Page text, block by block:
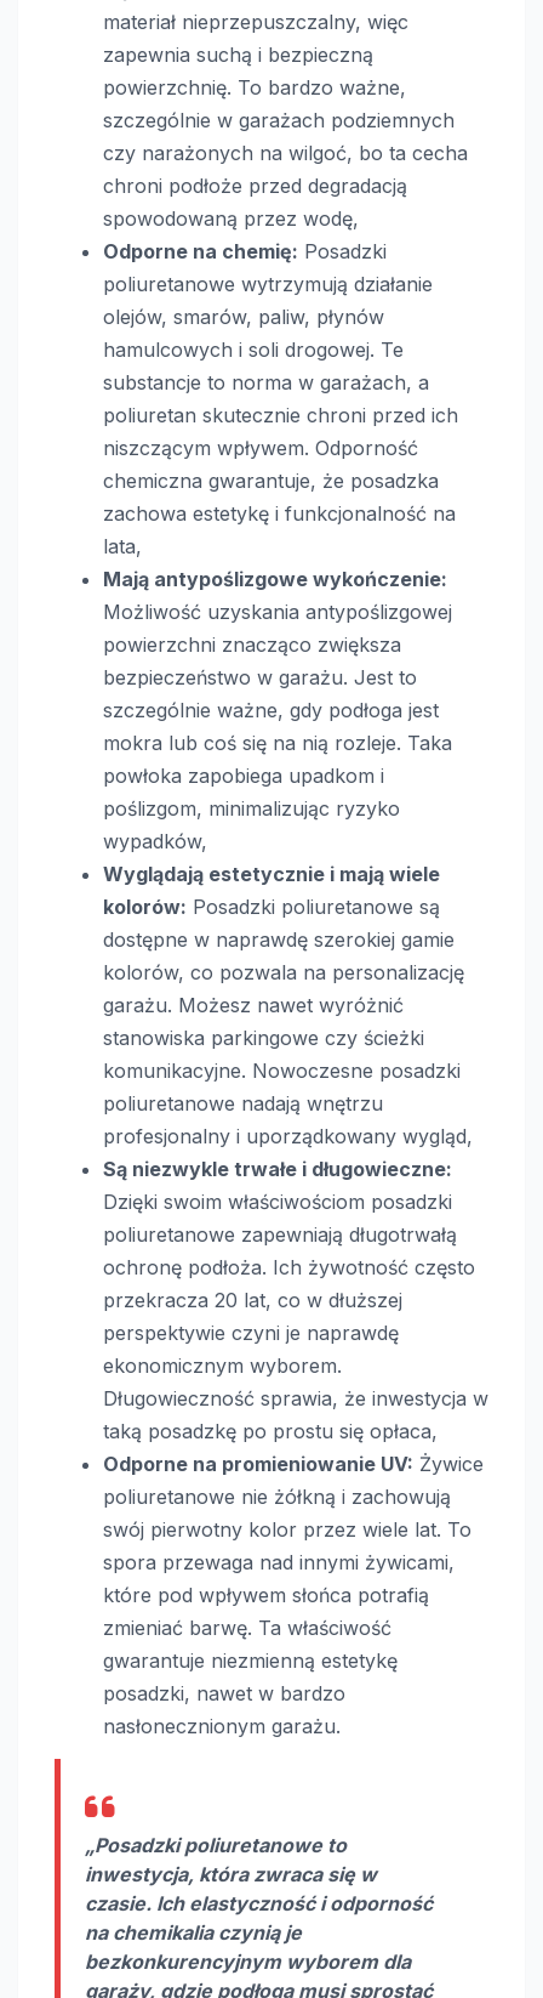
materiał nieprzepuszczalny, więc
zapewnia suchą i bezpieczną
powierzchnię. To bardzo ważne,
szczególnie w garażach podziemnych
czy narażonych na wilgoć, bo ta cecha
chroni podłoże przed degradacją
spowodowaną przez wodę,
Odporne na chemię: Posadzki
poliuretanowe wytrzymują działanie
olejów, smarów, paliw, płynów
hamulcowych i soli drogowej. Te
substancje to norma w garażach, a
poliuretan skutecznie chroni przed ich
niszczącym wpływem. Odporność
chemiczna gwarantuje, że posadzka
zachowa estetykę i funkcjonalność na
lata,
Mają antypoślizgowe wykończenie:
Możliwość uzyskania antypoślizgowej
powierzchni znacząco zwiększa
bezpieczeństwo w garażu. Jest to
szczególnie ważne, gdy podłoga jest
mokra lub coś się na nią rozleje. Taka
powłoka zapobiega upadkom i
poślizgom, minimalizując ryzyko
wypadków,
Wyglądają estetycznie i mają wiele
kolorów: Posadzki poliuretanowe są
dostępne w naprawdę szerokiej gamie
kolorów, co pozwala na personalizację
garażu. Możesz nawet wyróżnić
stanowiska parkingowe czy ścieżki
komunikacyjne. Nowoczesne posadzki
poliuretanowe nadają wnętrzu
profesjonalny i uporządkowany wygląd,
Są niezwykle trwałe i długowieczne:
Dzięki swoim właściwościom posadzki
poliuretanowe zapewniają długotrwałą
ochronę podłoża. Ich żywotność często
przekracza 20 lat, co w dłuższej
perspektywie czyni je naprawdę
ekonomicznym wyborem.
Długowieczność sprawia, że inwestycja w
taką posadzkę po prostu się opłaca,
Odporne na promieniowanie UV: Żywice
poliuretanowe nie żółkną i zachowują
swój pierwotny kolor przez wiele lat. To
spora przewaga nad innymi żywicami,
które pod wpływem słońca potrafią
zmieniać barwę. Ta właściwość
gwarantuje niezmienną estetykę
posadzki, nawet w bardzo
nasłonecznionym garażu.
„Posadzki poliuretanowe to
inwestycja, która zwraca się w
czasie. Ich elastyczność i odporność
na chemikalia czynią je
bezkonkurencyjnym wyborem dla
garaży, gdzie podłoga musi sprostać